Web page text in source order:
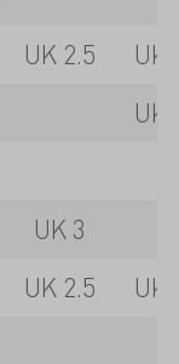
UK 2.5
UK
UK
UK 3
UK 2.5
UK